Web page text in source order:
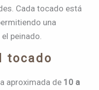
Cada tocado está
una
peinado.
tocado
aproximada de 10 a